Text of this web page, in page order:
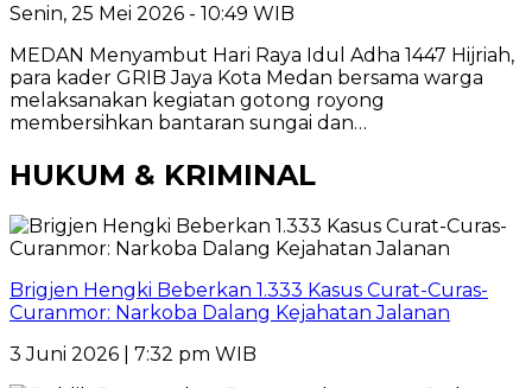
Senin, 25 Mei 2026 - 10:49 WIB
MEDAN Menyambut Hari Raya Idul Adha 1447 Hijriah,
para kader GRIB Jaya Kota Medan bersama warga
melaksanakan kegiatan gotong royong
membersihkan bantaran sungai dan…
HUKUM & KRIMINAL
Brigjen Hengki Beberkan 1.333 Kasus Curat-Curas-
Curanmor: Narkoba Dalang Kejahatan Jalanan
3 Juni 2026 | 7:32 pm WIB